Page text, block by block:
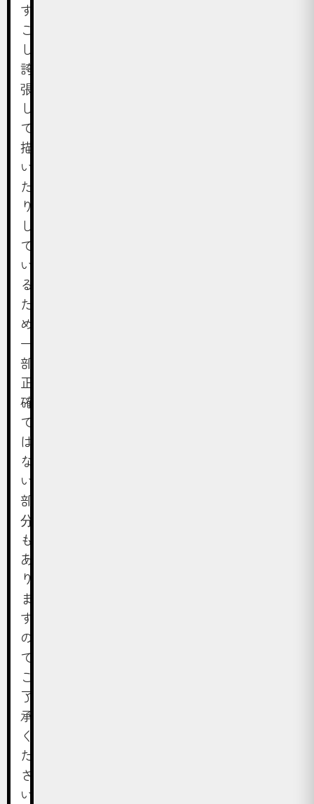
す
こ
し
誇
張
し
て
描
い
た
り
し
て
い
る
た
め、
一
部
正
確
で
は
な
い
部
分
も
あ
り
ま
す
の
で
ご
了
承
く
だ
さ
い。